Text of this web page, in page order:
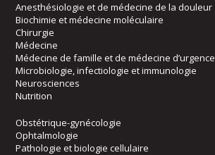
Anesthésiologie et de médecine de la douleur
Biochimie et médecine moléculaire
Chirurgie
Médecine
Médecine de famille et de médecine d’urgence
Microbiologie, infectiologie et immunologie
Neurosciences
Nutrition
Obstétrique-gynécologie
Ophtalmologie
Pathologie et biologie cellulaire